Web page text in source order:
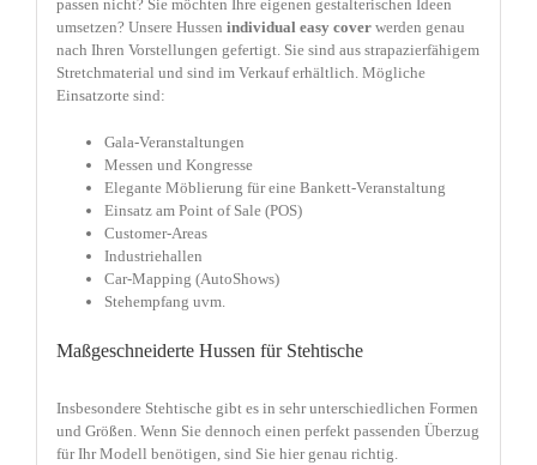
passen nicht? Sie möchten Ihre eigenen gestalterischen Ideen
umsetzen? Unsere Hussen individual easy coverwerden genau
nach Ihren Vorstellungen gefertigt. Sie sind aus strapazierfähigem
Stretchmaterial und sind im Verkauf erhältlich. Mögliche
Einsatzorte sind:
Gala-Veranstaltungen
Messen und Kongresse
Elegante Möblierung für eine Bankett-Veranstaltung
Einsatz am Point of Sale (POS)
Customer-Areas
Industriehallen
Car-Mapping (AutoShows)
Stehempfang uvm.
Maßgeschneiderte Hussen für Stehtische
Insbesondere Stehtische gibt es in sehr unterschiedlichen Formen
und Größen. Wenn Sie dennoch einen perfekt passenden Überzug
für Ihr Modell benötigen, sind Sie hier genau richtig.